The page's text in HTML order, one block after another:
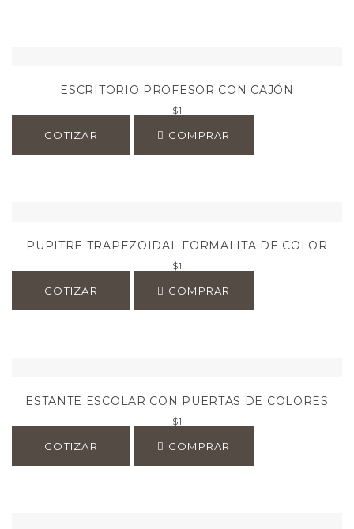
ESCRITORIO PROFESOR CON CAJÓN
$1
COTIZAR COMPRAR
PUPITRE TRAPEZOIDAL FORMALITA DE COLOR
$1
COTIZAR COMPRAR
ESTANTE ESCOLAR CON PUERTAS DE COLORES
$1
COTIZAR COMPRAR